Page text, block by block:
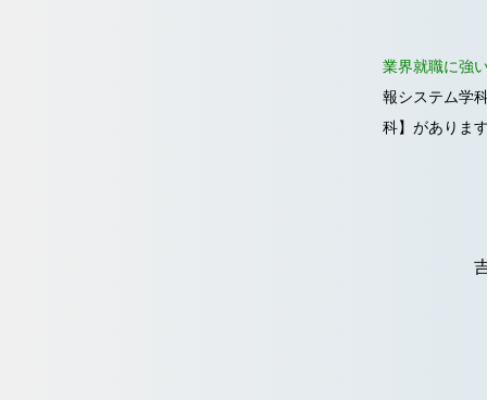
業界就職に強
報システム学
科】がありま